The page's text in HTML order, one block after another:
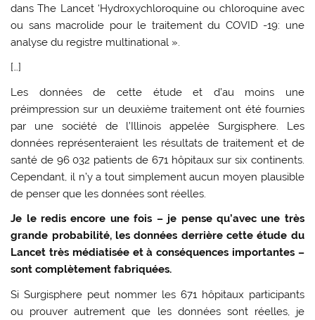
dans The Lancet ‘Hydroxychloroquine ou chloroquine avec
ou sans macrolide pour le traitement du COVID -19: une
analyse du registre multinational ».
[…]
Les données de cette étude et d’au moins une
préimpression sur un deuxième traitement ont été fournies
par une société de l’Illinois appelée Surgisphere. Les
données représenteraient les résultats de traitement et de
santé de 96 032 patients de 671 hôpitaux sur six continents.
Cependant, il n’y a tout simplement aucun moyen plausible
de penser que les données sont réelles.
Je le redis encore une fois – je pense qu’avec une très
grande probabilité, les données derrière cette étude du
Lancet très médiatisée et à conséquences importantes –
sont complètement fabriquées.
Si Surgisphere peut nommer les 671 hôpitaux participants
ou prouver autrement que les données sont réelles, je